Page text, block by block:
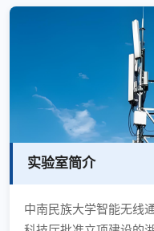
实验室简介
中南民族大学智能无线